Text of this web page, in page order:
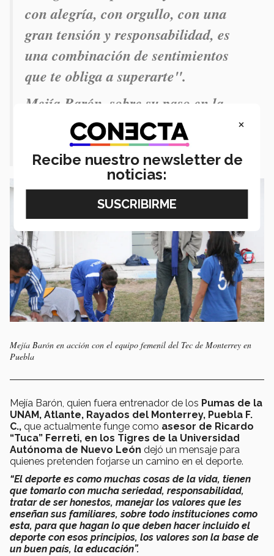
con alegría, con orgullo, con una
gran tensión y responsabilidad, es
una combinación de sentimientos
que te obliga a superarte".
Mejía Barón, sobre su paso en la
selección.
Mejía Barón en acción con el equipo femenil del Tec de Monterrey en
Puebla
Mejía Barón, quien fuera entrenador de los Pumas de la
UNAM, Atlante, Rayados del Monterrey, Puebla F.
C., que actualmente funge como asesor de Ricardo
“Tuca” Ferreti, en los Tigres de la Universidad
Autónoma de Nuevo León dejó un mensaje para
quienes pretenden forjarse un camino en el deporte.
“El deporte es como muchas cosas de la vida, tienen
que tomarlo con mucha seriedad, responsabilidad,
tratar de ser honestos, manejar los valores que les
enseñan sus familiares, sobre todo instituciones como
esta, para que hagan lo que deben hacer incluido el
deporte con esos principios, los valores son la base de
un buen país, la educación”.
×
Recibe nuestro newsletter de
noticias: